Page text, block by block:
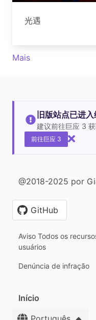
光遇
Mais
旧版站点已进
建议前往巨应 3 获
前往巨应 3
@2018-2025 por
GitHub
Aviso Todos os
usuários
Denúncia de infração
Início